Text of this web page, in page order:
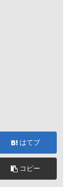
はてブ
コピー